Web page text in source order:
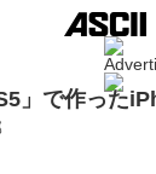
」で作った